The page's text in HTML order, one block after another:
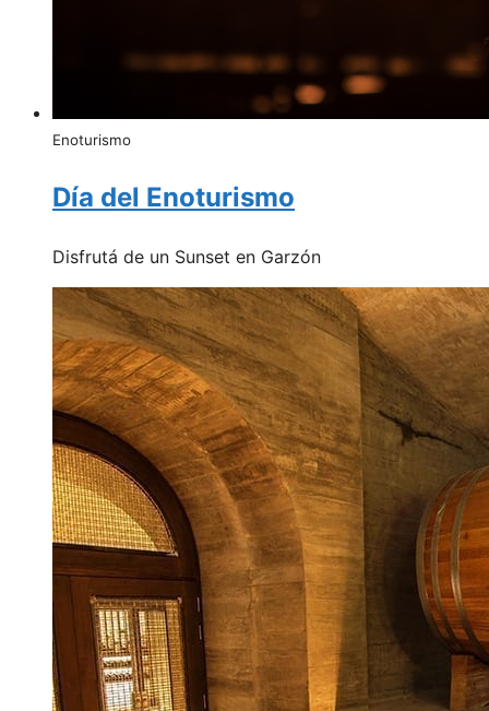
Enoturismo
Día del Enoturismo
Disfrutá de un Sunset en Garzón